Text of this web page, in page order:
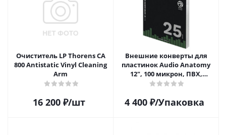
Очиститель LP Thorens CA
800 Antistatic Vinyl Cleaning
Arm
16 200₽/шт
Внешние конверты для
пластинок Audio Anatomy
12", 100 микрон, ПВХ,
GATEFOLD (25 шт)
4 400₽/Упаковка